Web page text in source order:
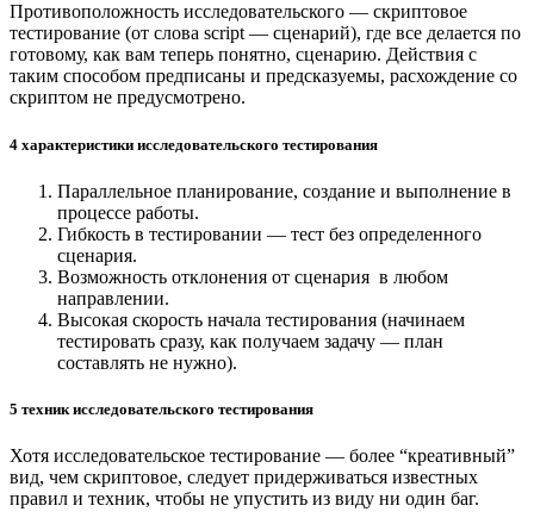
Противоположность исследовательского — скриптовое
тестирование (от слова script — сценарий), где все делается по
готовому, как вам теперь понятно, сценарию. Действия с
таким способом предписаны и предсказуемы, расхождение со
скриптом не предусмотрено.
4 характеристики исследовательского тестирования
Параллельное планирование, создание и выполнение в
процессе работы.
Гибкость в тестировании — тест без определенного
сценария.
Возможность отклонения от сценария в любом
направлении.
Высокая скорость начала тестирования (начинаем
тестировать сразу, как получаем задачу — план
составлять не нужно).
5 техник исследовательского тестирования
Хотя исследовательское тестирование — более “креативный”
вид, чем скриптовое, следует придерживаться известных
правил и техник, чтобы не упустить из виду ни один баг.